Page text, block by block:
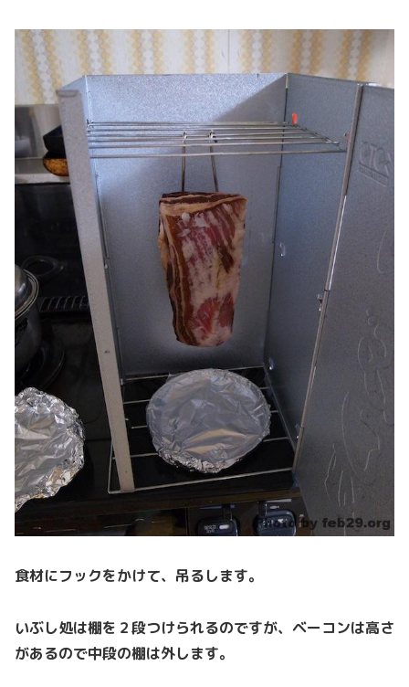
食材にフックをかけて、吊るします。
いぶし処は棚を２段つけられるのですが、ベーコンは高さ
があるので中段の棚は外します。